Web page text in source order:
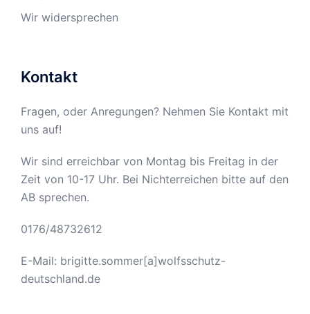
Wir widersprechen
Kontakt
Fragen, oder Anregungen? Nehmen Sie Kontakt mit
uns auf!
Wir sind erreichbar von Montag bis Freitag in der
Zeit von 10-17 Uhr. Bei Nichterreichen bitte auf den
AB sprechen.
0176/48732612
E-Mail: brigitte.sommer[a]wolfsschutz-
deutschland.de